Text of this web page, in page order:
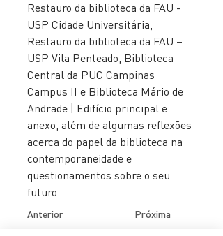
Restauro da biblioteca da FAU -
USP Cidade Universitária,
Restauro da biblioteca da FAU –
USP Vila Penteado, Biblioteca
Central da PUC Campinas
Campus II e Biblioteca Mário de
Andrade | Edifício principal e
anexo, além de algumas reflexões
acerca do papel da biblioteca na
contemporaneidade e
questionamentos sobre o seu
futuro.
Anterior Próxima